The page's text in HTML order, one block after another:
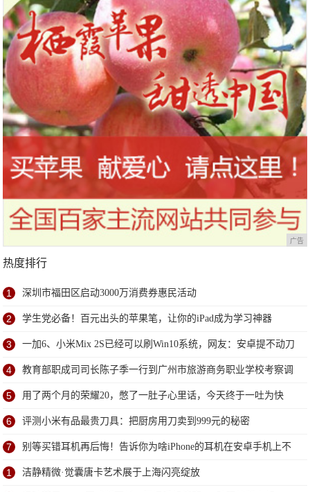
站欢乐开跑
广告
热度排行
1 深圳市福田区启动3000万消费券惠民活动
2 学生党必备！百元出头的苹果笔，让你的iPad成为学习神器
3 一加6、小米Mix 2S已经可以刷Win10系统，网友：安卓提不动刀
了？
4 教育部职成司司长陈子季一行到广州市旅游商务职业学校考察调
研
5 用了两个月的荣耀20，憋了一肚子心里话，今天终于一吐为快
6 评测小米有品最贵刀具：把厨房用刀卖到999元的秘密
7 别等买错耳机再后悔！告诉你为啥iPhone的耳机在安卓手机上不
能用
1 洁静精微·觉囊唐卡艺术展于上海闪亮绽放